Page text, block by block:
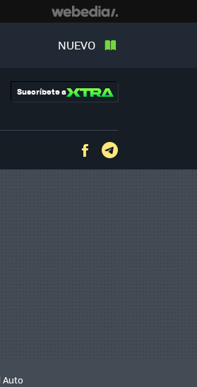
NUEVO
Suscríbete a
Facebook
Auto